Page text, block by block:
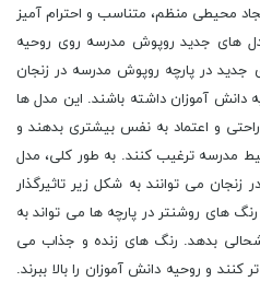
محیطی منظم، متناسب و احترام آمیز
های جدید روپوش مدرسه روی روحیه
جدید در پارچه روپوش مدرسه در زنجان
دانش آموزان داشته باشند. این مدل ها
و اعتماد به نفس بیشتری بدهند و
مدرسه ترغیب کنند. به طور کلی، مدل
می توانند به شکل زیر تاثیرگذار
های روشنتر در پارچه ها می تواند به
بدهد. رنگ های زنده و جذاب می
و روحیه دانش آموزان را بالا ببرند.